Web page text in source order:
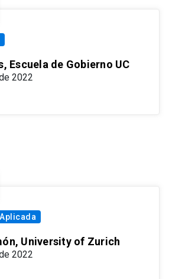
Escuela de Gobierno UC
2022
University of Zurich
2022